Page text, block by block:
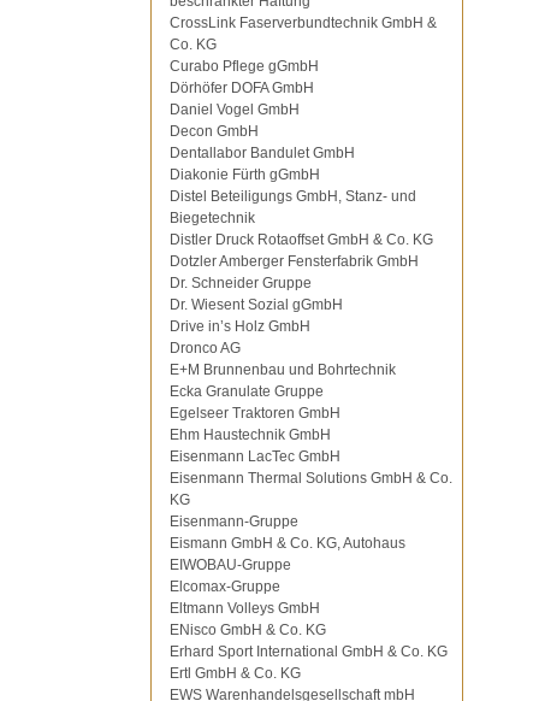
CrossLink Faserverbundtechnik GmbH &
Co. KG
Curabo Pflege gGmbH
Dörhöfer DOFA GmbH
Daniel Vogel GmbH
Decon GmbH
Dentallabor Bandulet GmbH
Diakonie Fürth gGmbH
Distel Beteiligungs GmbH, Stanz- und
Biegetechnik
Distler Druck Rotaoffset GmbH & Co. KG
Dotzler Amberger Fensterfabrik GmbH
Dr. Schneider Gruppe
Dr. Wiesent Sozial gGmbH
Drive in’s Holz GmbH
Dronco AG
E+M Brunnenbau und Bohrtechnik
Ecka Granulate Gruppe
Egelseer Traktoren GmbH
Ehm Haustechnik GmbH
Eisenmann LacTec GmbH
Eisenmann Thermal Solutions GmbH & Co.
KG
Eisenmann-Gruppe
Eismann GmbH & Co. KG, Autohaus
EIWOBAU-Gruppe
Elcomax-Gruppe
Eltmann Volleys GmbH
ENisco GmbH & Co. KG
Erhard Sport International GmbH & Co. KG
Ertl GmbH & Co. KG
EWS Warenhandelsgesellschaft mbH